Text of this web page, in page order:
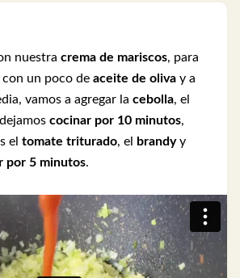
nuestra crema de mariscos, para
un poco de aceite de oliva y a
vamos a agregar la cebolla, el
cocinar por 10 minutos,
el tomate triturado, el brandyy
por 5 minutos.